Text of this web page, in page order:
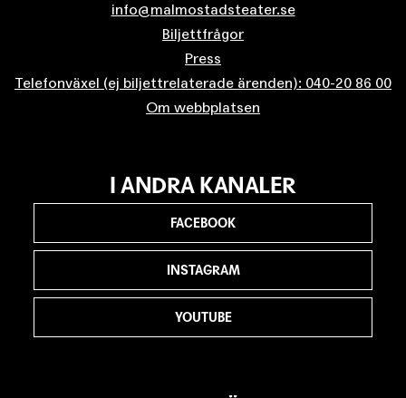
info@malmostadsteater.se
Biljettfrågor
Press
Telefonväxel (ej biljettrelaterade ärenden): 040-20 86 00
Om webbplatsen
I ANDRA KANALER
FACEBOOK
INSTAGRAM
YOUTUBE